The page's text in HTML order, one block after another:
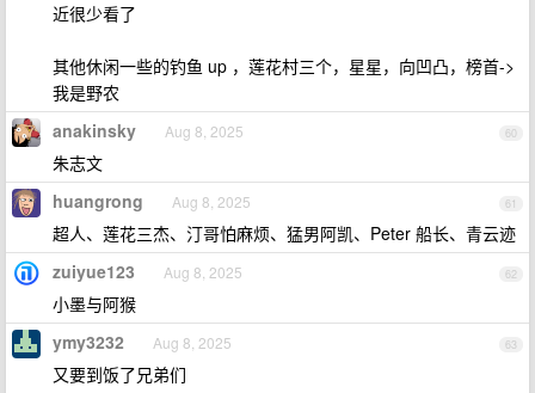
近很少看了
其他休闲一些的钓鱼 up ，莲花村三个，星星，向凹凸，榜首->
我是野农
60
anakinsky Aug 8, 2025
朱志文
61
huangrong Aug 8, 2025
超人、莲花三杰、汀哥怕麻烦、猛男阿凯、Peter 船长、青云迹
62
zuiyue123 Aug 8, 2025
小墨与阿猴
63
ymy3232 Aug 8, 2025
又要到饭了兄弟们